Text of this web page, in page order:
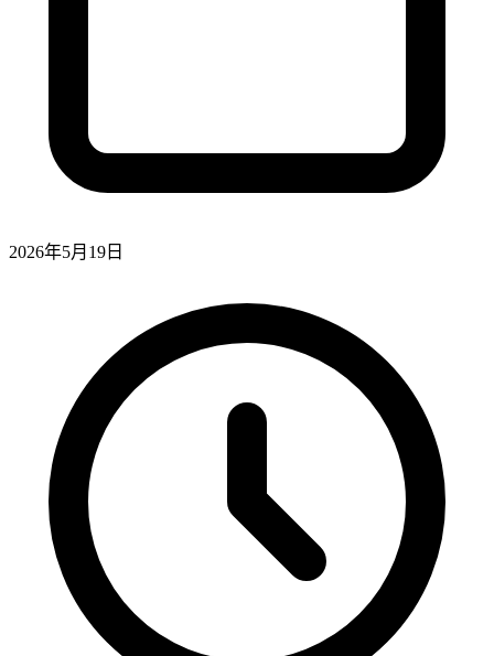
2026年5月19日